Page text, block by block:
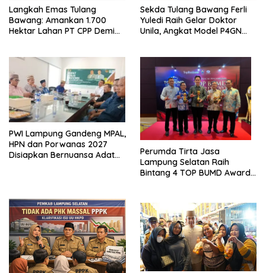
Langkah Emas Tulang
Bawang: Amankan 1.700
Hektar Lahan PT CPP Demi
Sekda Tulang Bawang Ferli
Yuledi Raih Gelar Doktor
Unila, Angkat Model P4GN
PWI Lampung Gandeng MPAL,
HPN dan Porwanas 2027
Disiapkan Bernuansa Adat
Perumda Tirta Jasa
Lampung Selatan Raih
Bintang 4 TOP BUMD Awards